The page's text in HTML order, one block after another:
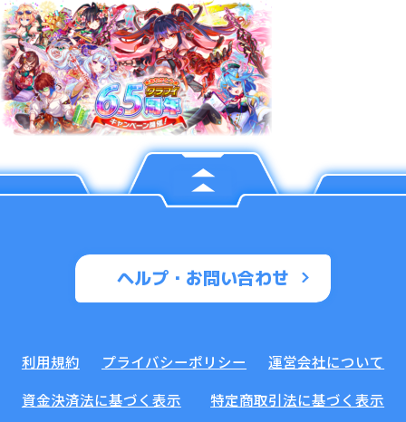
ヘルプ・お問い合わせ
利用規約 プライバシーポリシー
運営会社について
資金決済法に基づく表示
特定商取引法に基づく表示